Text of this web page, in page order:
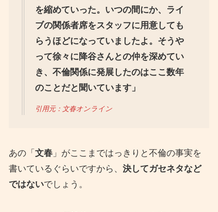
を縮めていった。いつの間にか、ライ
ブの関係者席をスタッフに用意しても
らうほどになっていましたよ。そうや
って徐々に降谷さんとの仲を深めてい
き、不倫関係に発展したのはここ数年
のことだと聞いています」
引用元：文春オンライン
あの「 文春」がここまではっきりと不倫の事実を
書いているぐらいですから、 決してガセネタなど
ではないでしょう。